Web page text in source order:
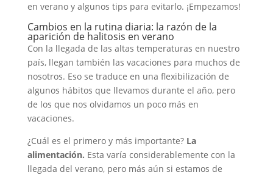
en verano y algunos tips para evitarlo. ¡Empezamos!
Cambios en la rutina diaria: la razón de la
aparición de halitosis en verano
Con la llegada de las altas temperaturas en nuestro
país, llegan también las vacaciones para muchos de
nosotros. Eso se traduce en una flexibilización de
algunos hábitos que llevamos durante el año, pero
de los que nos olvidamos un poco más en
vacaciones.
¿Cuál es el primero y más importante? La
alimentación. Esta varía considerablemente con la
llegada del verano, pero más aún si estamos de